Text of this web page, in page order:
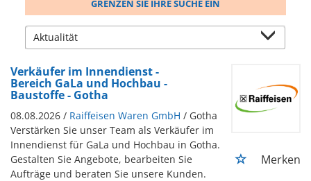
GRENZEN SIE IHRE SUCHE EIN
Verkäufer im Innendienst -
Bereich GaLa und Hochbau -
Baustoffe - Gotha
08.08.2026 / Raiffeisen Waren GmbH / Gotha
Verstärken Sie unser Team als Verkäufer im
Innendienst für GaLa und Hochbau in Gotha.
Gestalten Sie Angebote, bearbeiten Sie
Aufträge und beraten Sie unsere Kunden.
Merken